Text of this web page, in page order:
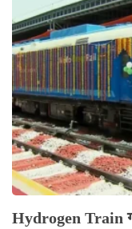
Hydrogen Train